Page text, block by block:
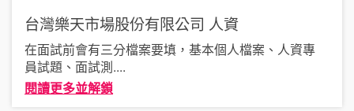
台灣樂天市場股份有限公司 人資
在面試前會有三分檔案要填，基本個人檔案、人資專
員試題、面試測....
閱讀更多並解鎖